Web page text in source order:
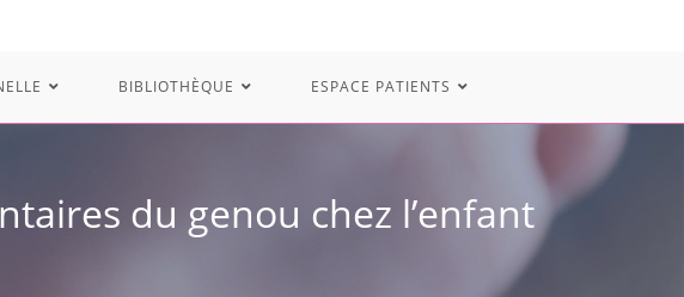
BIBLIOTHÈQUE ESPACE PATIENTS
du genou chez l’enfant